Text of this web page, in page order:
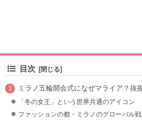
目次
ミラノ五輪開会式になぜマライア？抜
「冬の女王」という世界共通のアイコン
ファッションの都・ミラノのグローバル